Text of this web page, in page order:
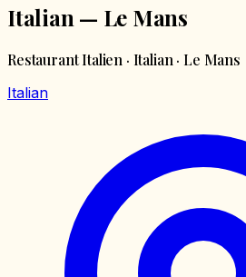
Italian — Le Mans
Restaurant Italien · Italian · Le Mans
Italian